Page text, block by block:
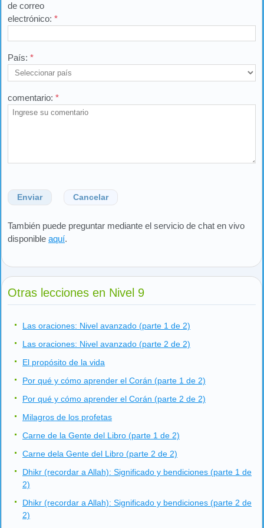
de correo
electrónico: *
País: *
comentario: *
Enviar Cancelar
También puede preguntar mediante el servicio de chat en vivo
disponible aquí.
Otras lecciones en Nivel 9
Las oraciones: Nivel avanzado (parte 1 de 2)
Las oraciones: Nivel avanzado (parte 2 de 2)
El propósito de la vida
Por qué y cómo aprender el Corán (parte 1 de 2)
Por qué y cómo aprender el Corán (parte 2 de 2)
Milagros de los profetas
Carne de la Gente del Libro (parte 1 de 2)
Carne dela Gente del Libro (parte 2 de 2)
Dhikr (recordar a Allah): Significado y bendiciones (parte 1 de
2)
Dhikr (recordar a Allah): Significado y bendiciones (parte 2 de
2)